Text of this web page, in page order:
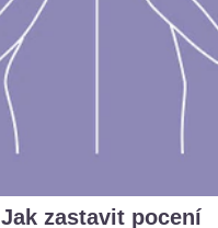
Jak zastavit pocení